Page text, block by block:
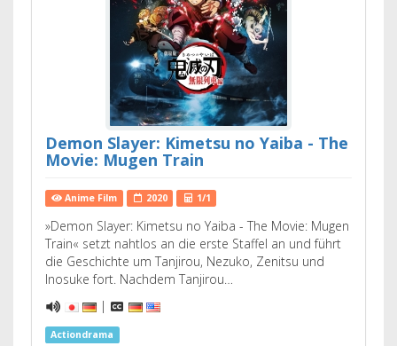
Demon Slayer: Kimetsu no Yaiba - The
Movie: Mugen Train
Anime Film 2020 1/1
»Demon Slayer: Kimetsu no Yaiba - The Movie: Mugen
Train« setzt nahtlos an die erste Staffel an und führt
die Geschichte um Tanjirou, Nezuko, Zenitsu und
Inosuke fort. Nachdem Tanjirou…
|
Actiondrama